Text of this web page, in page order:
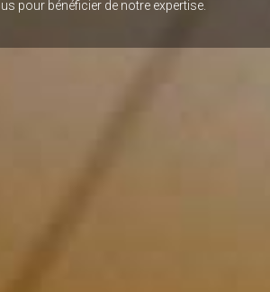
pour bénéficier de notre expertise.